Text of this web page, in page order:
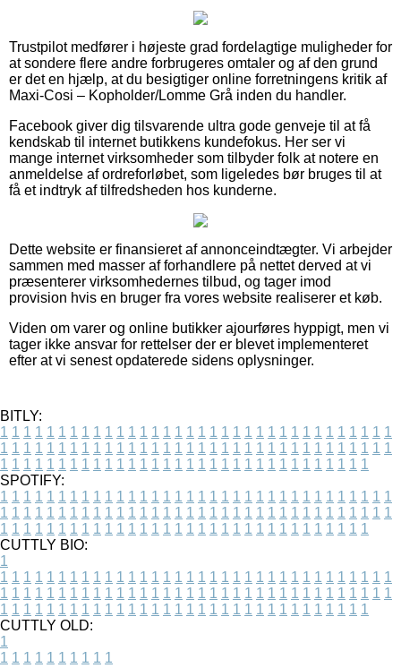
Trustpilot medfører i højeste grad fordelagtige muligheder for
at sondere flere andre forbrugeres omtaler og af den grund
er det en hjælp, at du besigtiger online forretningens kritik af
Maxi-Cosi – Kopholder/Lomme Grå inden du handler.
Facebook giver dig tilsvarende ultra gode genveje til at få
kendskab til internet butikkens kundefokus. Her ser vi
mange internet virksomheder som tilbyder folk at notere en
anmeldelse af ordreforløbet, som ligeledes bør bruges til at
få et indtryk af tilfredsheden hos kunderne.
Dette website er finansieret af annonceindtægter. Vi arbejder
sammen med masser af forhandlere på nettet derved at vi
præsenterer virksomhedernes tilbud, og tager imod
provision hvis en bruger fra vores website realiserer et køb.
Viden om varer og online butikker ajourføres hyppigt, men vi
tager ikke ansvar for rettelser der er blevet implementeret
efter at vi senest opdaterede sidens oplysninger.
BITLY:
1 1 1 1 1 1 1 1 1 1 1 1 1 1 1 1 1 1 1 1 1 1 1 1 1 1 1 1 1 1 1 1 1 1
1 1 1 1 1 1 1 1 1 1 1 1 1 1 1 1 1 1 1 1 1 1 1 1 1 1 1 1 1 1 1 1 1 1
1 1 1 1 1 1 1 1 1 1 1 1 1 1 1 1 1 1 1 1 1 1 1 1 1 1 1 1 1 1 1 1
SPOTIFY:
1 1 1 1 1 1 1 1 1 1 1 1 1 1 1 1 1 1 1 1 1 1 1 1 1 1 1 1 1 1 1 1 1 1
1 1 1 1 1 1 1 1 1 1 1 1 1 1 1 1 1 1 1 1 1 1 1 1 1 1 1 1 1 1 1 1 1 1
1 1 1 1 1 1 1 1 1 1 1 1 1 1 1 1 1 1 1 1 1 1 1 1 1 1 1 1 1 1 1 1
CUTTLY BIO:
1
1 1 1 1 1 1 1 1 1 1 1 1 1 1 1 1 1 1 1 1 1 1 1 1 1 1 1 1 1 1 1 1 1 1
1 1 1 1 1 1 1 1 1 1 1 1 1 1 1 1 1 1 1 1 1 1 1 1 1 1 1 1 1 1 1 1 1 1
1 1 1 1 1 1 1 1 1 1 1 1 1 1 1 1 1 1 1 1 1 1 1 1 1 1 1 1 1 1 1 1
CUTTLY OLD:
1
1 1 1 1 1 1 1 1 1 1